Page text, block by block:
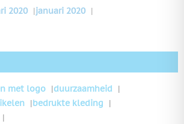
2020 |januari 2020 |
met logo
duurzaamheid
bedrukte kleding